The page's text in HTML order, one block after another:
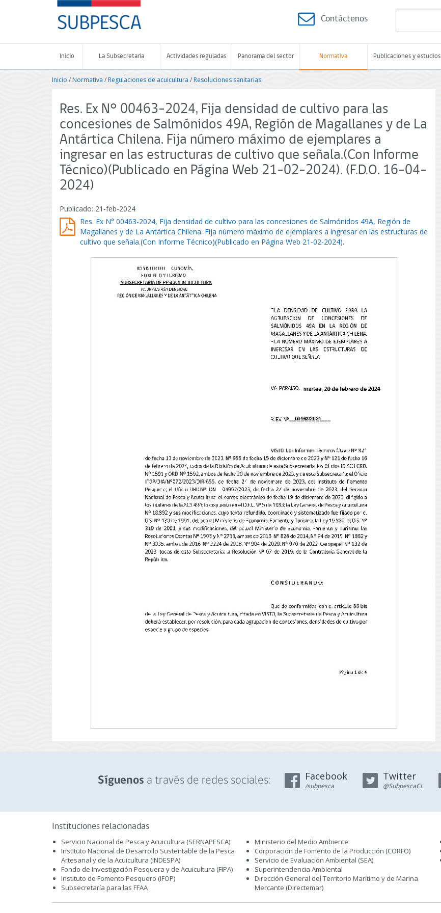
-
Subsecretaría
de
Pesca
Acuicultura
-
de
Chile
Contáctenos
Inicio La Subsecretaría Actividades reguladas Panorama del sector Normativa Publicaciones y estudios
Inicio /Normativa / Regulaciones de acuicultura /Resoluciones sanitarias
Res. Ex N° 00463-2024, Fija densidad de cultivo para las
concesiones de Salmónidos 49A, Región de Magallanes y de La
Antártica Chilena. Fija número máximo de ejemplares a
ingresar en las estructuras de cultivo que señala.(Con Informe
Técnico)(Publicado en Página Web 21-02-2024). (F.D.O. 16-04-
2024)
Publicado: 21-feb-2024
Res. Ex N° 00463-2024, Fija densidad de cultivo para las concesiones de Salmónidos 49A, Región de
Magallanes y de La Antártica Chilena. Fija número máximo de ejemplares a ingresar en las estructuras de
cultivo que señala.(Con Informe Técnico)(Publicado en Página Web 21-02-2024).
Síguenos a través de redes sociales: Facebook
/subpesca
Twitter
@SubpescaCL
Instituciones relacionadas
Servicio Nacional de Pesca y Acuicultura (SERNAPESCA)
Instituto Nacional de Desarrollo Sustentable de la Pesca
Artesanal y de la Acuicultura (INDESPA)
Fondo de Investigación Pesquera y de Acuicultura (FIPA)
Instituto de Fomento Pesquero (IFOP)
Subsecretaría para las FFAA
Ministerio del Medio Ambiente
Corporación de Fomento de la Producción (CORFO)
Servicio de Evaluación Ambiental (SEA)
Superintendencia Ambiental
Dirección General del Territorio Marítimo y de Marina
Mercante (Directemar)